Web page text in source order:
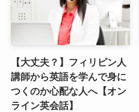
【大丈夫？】フィリピン人
講師から英語を学んで身に
つくのか心配な人へ【オン
ライン英会話】